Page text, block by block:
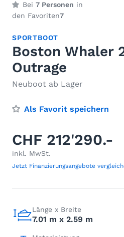
Bei 7 Personen in
den Favoriten7
SPORTBOOT
Boston Whaler
Outrage
Neuboot ab Lager
Als Favorit speichern
CHF 212'290.-
inkl. MwSt.
Jetzt Finanzierungsangebote
Länge x Breite
7.01 m x 2.59 m